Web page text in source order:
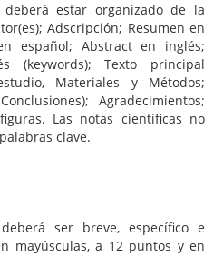
estar organizado de la
Adscripción; Resumen en
español; Abstract en inglés;
(keywords); Texto principal
Materiales y Métodos;
Agradecimientos;
Las notas científicas no
clave.
ser breve, específico e
mayúsculas, a 12 puntos y en